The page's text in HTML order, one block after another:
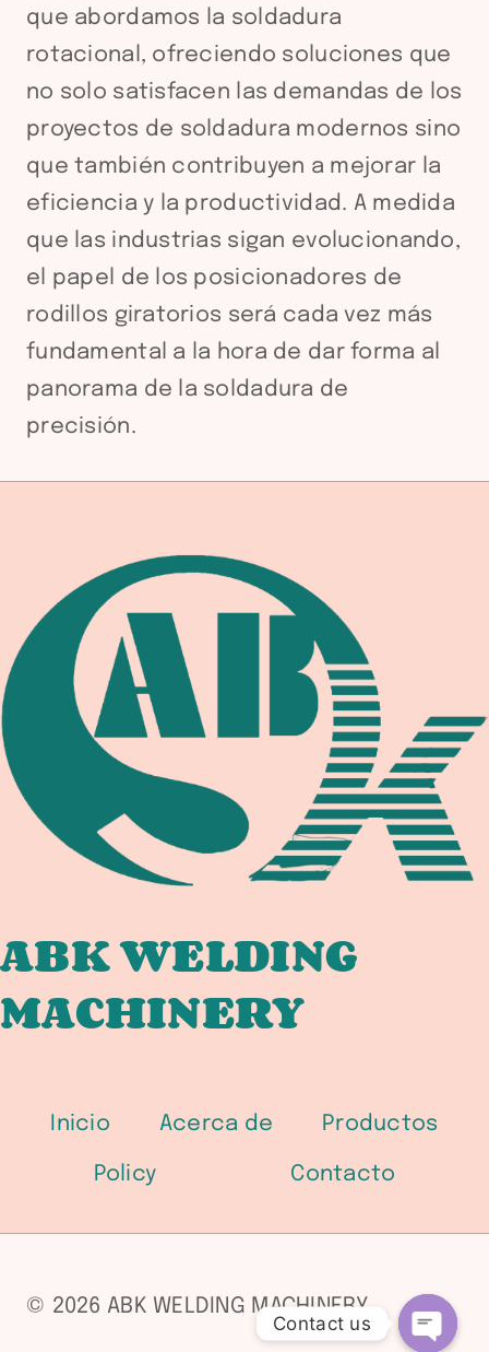
que abordamos la soldadura
rotacional, ofreciendo soluciones que
no solo satisfacen las demandas de los
proyectos de soldadura modernos sino
que también contribuyen a mejorar la
eficiencia y la productividad. A medida
que las industrias sigan evolucionando,
el papel de los posicionadores de
rodillos giratorios será cada vez más
fundamental a la hora de dar forma al
panorama de la soldadura de
precisión.
ABK WELDING
MACHINERY
Inicio Acerca de Productos
Policy Contacto
© 2026 ABK WELDING MACHINERY
Contact us